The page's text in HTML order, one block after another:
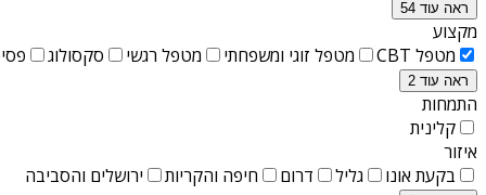
ראה עוד 54
מקצוע
מטפל CBT
מטפל זוגי ומשפחתי מטפל רגשי סקסולוג
ראה עוד 2
התמחות
קלינית
איזור
בקעת אונו
גליל דרום חיפה והקריות ירושלים והסביבה